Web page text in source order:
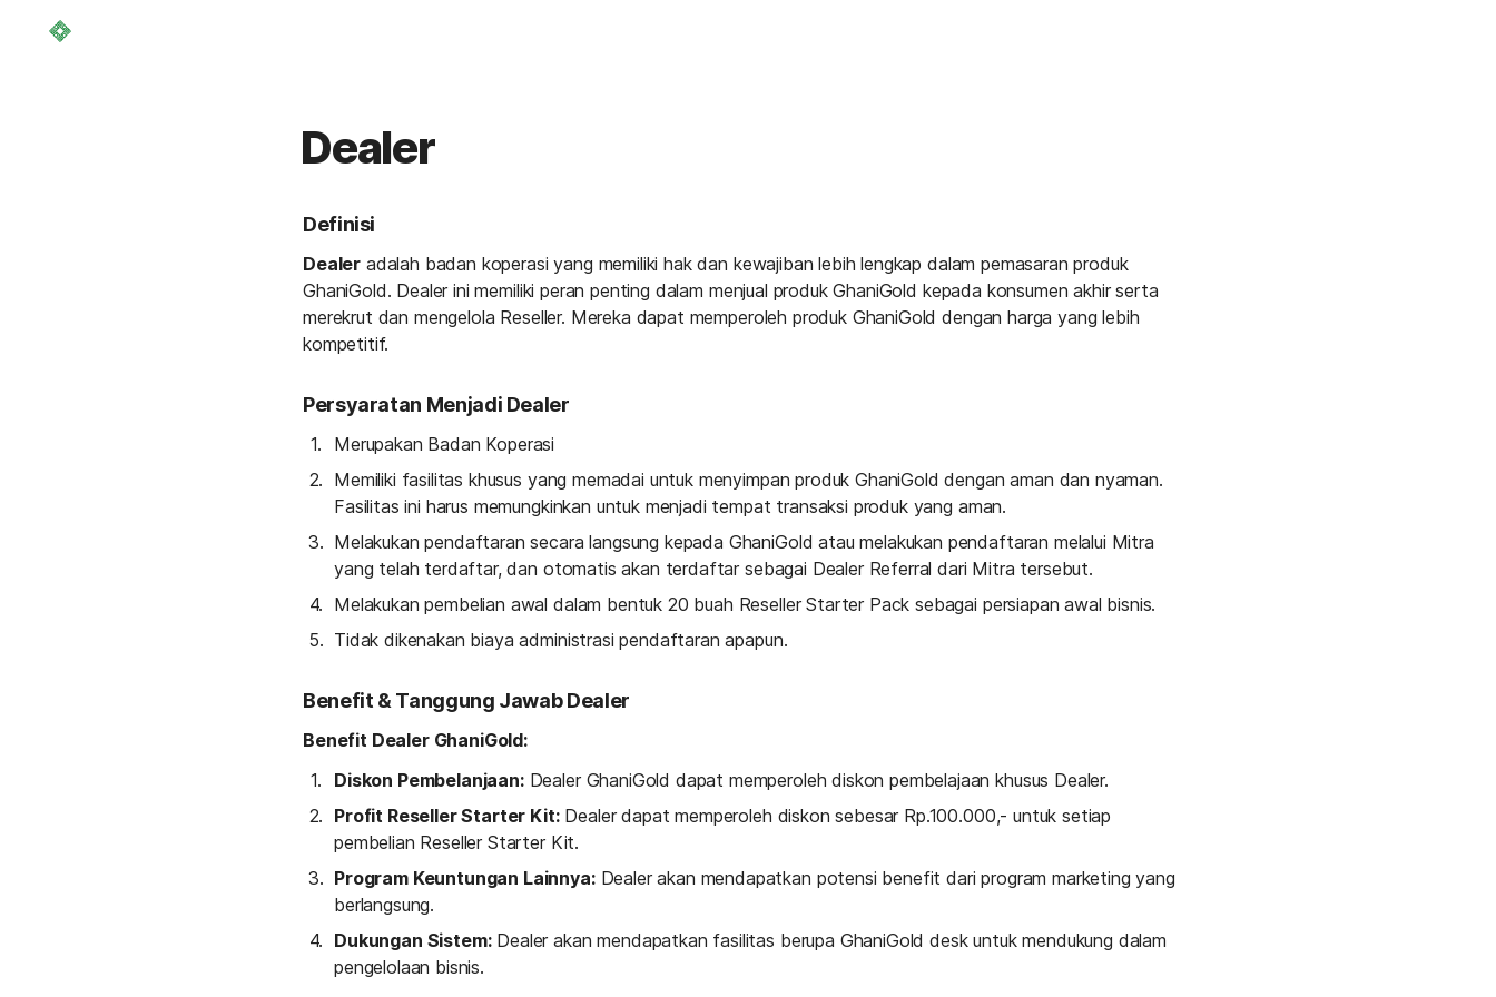
Dealer
Definisi
Dealer adalah badan koperasi yang memiliki hak dan kewajiban lebih lengkap dalam pemasaran produk
GhaniGold. Dealer ini memiliki peran penting dalam menjual produk GhaniGold kepada konsumen akhir serta
merekrut dan mengelola Reseller. Mereka dapat memperoleh produk GhaniGold dengan harga yang lebih
kompetitif.
Persyaratan Menjadi Dealer
Merupakan Badan Koperasi
Memiliki fasilitas khusus yang memadai untuk menyimpan produk GhaniGold dengan aman dan nyaman.
Fasilitas ini harus memungkinkan untuk menjadi tempat transaksi produk yang aman.
Melakukan pendaftaran secara langsung kepada GhaniGold atau melakukan pendaftaran melalui Mitra
yang telah terdaftar, dan otomatis akan terdaftar sebagai Dealer Referral dari Mitra tersebut.
Melakukan pembelian awal dalam bentuk 20 buah Reseller Starter Pack sebagai persiapan awal bisnis.
Tidak dikenakan biaya administrasi pendaftaran apapun.
Benefit & Tanggung Jawab Dealer
Benefit Dealer GhaniGold:
Diskon Pembelanjaan: Dealer GhaniGold dapat memperoleh diskon pembelajaan khusus Dealer.
Profit Reseller Starter Kit: Dealer dapat memperoleh diskon sebesar Rp.100.000,- untuk setiap
pembelian Reseller Starter Kit.
Program Keuntungan Lainnya: Dealer akan mendapatkan potensi benefit dari program marketing yang
berlangsung.
Dukungan Sistem: Dealer akan mendapatkan fasilitas berupa GhaniGold desk untuk mendukung dalam
pengelolaan bisnis.